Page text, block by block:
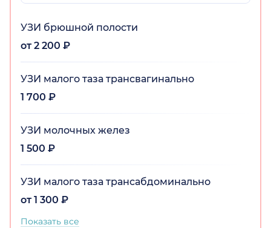
УЗИ брюшной полости
от 2 200 ₽
УЗИ малого таза трансвагинально
1 700 ₽
УЗИ молочных желез
1 500 ₽
УЗИ малого таза трансабдоминально
от 1 300 ₽
Показать все